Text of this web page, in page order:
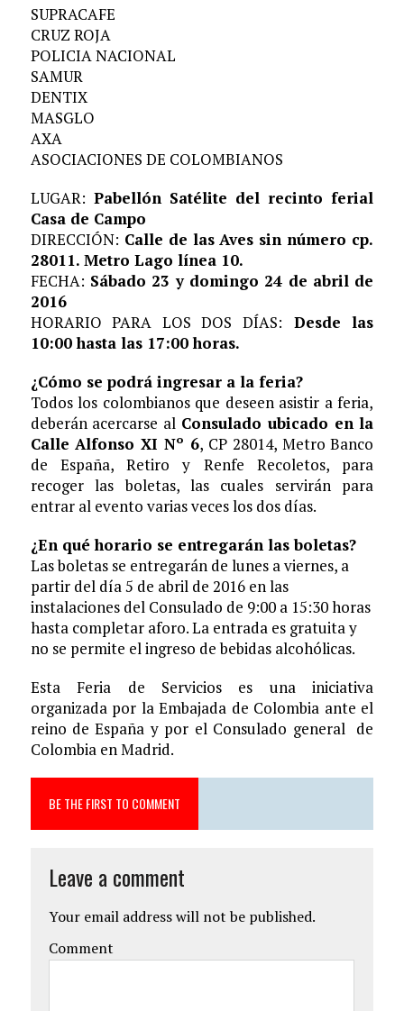
SUPRACAFE
CRUZ ROJA
POLICIA NACIONAL
SAMUR
DENTIX
MASGLO
AXA
ASOCIACIONES DE COLOMBIANOS
LUGAR: Pabellón Satélite del recinto ferial
Casa de Campo
DIRECCIÓN: Calle de las Aves sin número cp.
28011. Metro Lago línea 10.
FECHA: Sábado 23 y domingo 24 de abril de
2016
HORARIO PARA LOS DOS DÍAS: Desde las
10:00 hasta las 17:00 horas.
¿Cómo se podrá ingresar a la feria?
Todos los colombianos que deseen asistir a feria,
deberán acercarse al Consulado ubicado en la
Calle Alfonso XI Nº 6, CP 28014, Metro Banco
de España, Retiro y Renfe Recoletos, para
recoger las boletas, las cuales servirán para
entrar al evento varias veces los dos días.
¿En qué horario se entregarán las boletas?
Las boletas se entregarán de lunes a viernes, a
partir del día 5 de abril de 2016 en las
instalaciones del Consulado de 9:00 a 15:30 horas
hasta completar aforo. La entrada es gratuita y
no se permite el ingreso de bebidas alcohólicas.
Esta Feria de Servicios es una iniciativa
organizada por la Embajada de Colombia ante el
reino de España y por el Consulado general de
Colombia en Madrid.
BE THE FIRST TO COMMENT
Leave a comment
Your email address will not be published.
Comment